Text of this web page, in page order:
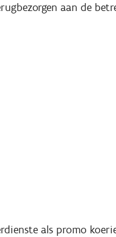
aan de
als promo